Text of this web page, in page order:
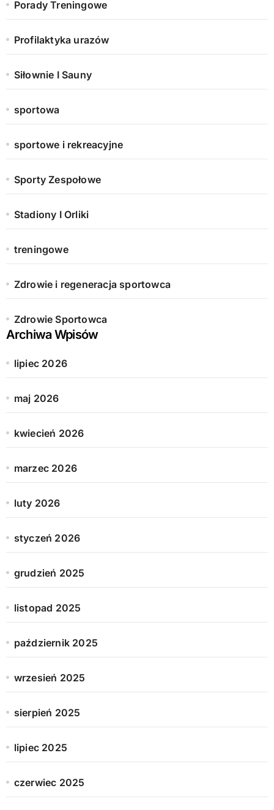
Porady Treningowe
Profilaktyka urazów
Siłownie I Sauny
sportowa
sportowe i rekreacyjne
Sporty Zespołowe
Stadiony I Orliki
treningowe
Zdrowie i regeneracja sportowca
Zdrowie Sportowca
Archiwa Wpisów
lipiec 2026
maj 2026
kwiecień 2026
marzec 2026
luty 2026
styczeń 2026
grudzień 2025
listopad 2025
październik 2025
wrzesień 2025
sierpień 2025
lipiec 2025
czerwiec 2025